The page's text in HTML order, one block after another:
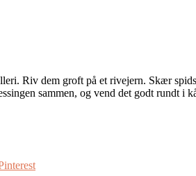
Riv dem groft på et rivejern. Skær
sammen, og vend det godt rundt i